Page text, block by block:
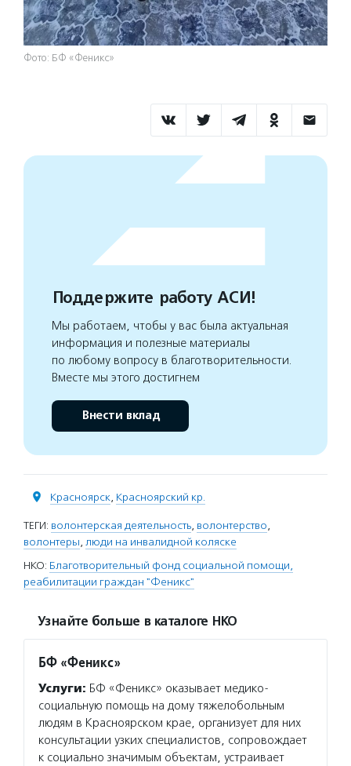
Фото: БФ «Феникс»
Поддержите работу АСИ!
Мы работаем, чтобы у вас была актуальная
информация и полезные материалы
по любому вопросу в благотворительности.
Вместе мы этого достигнем
Внести вклад
Красноярск, Красноярский кр.
ТЕГИ: волонтерская деятельность, волонтерство,
волонтеры, люди на инвалидной коляске
НКО: Благотворительный фонд социальной помощи,
реабилитации граждан "Феникс"
Узнайте больше в каталоге НКО
БФ «Феникс»
Услуги: БФ «Феникс» оказывает медико-
социальную помощь на дому тяжелобольным
людям в Красноярском крае, организует для них
консультации узких специалистов, сопровождает
к социально значимым объектам, устраивает